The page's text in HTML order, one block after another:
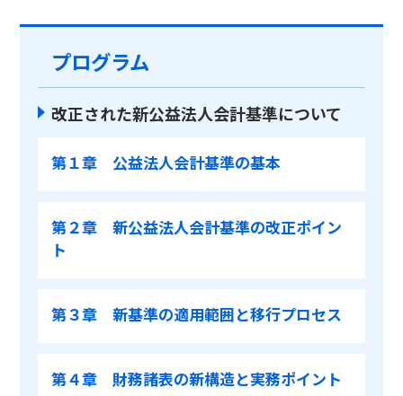
プログラム
改正された新公益法人会計基準について
第１章 公益法人会計基準の基本
第２章 新公益法人会計基準の改正ポイン
ト
第３章 新基準の適用範囲と移行プロセス
第４章 財務諸表の新構造と実務ポイント